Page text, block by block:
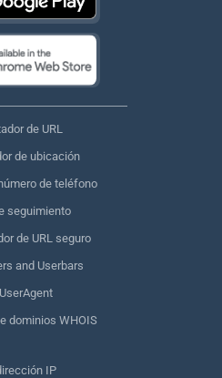
de URL
de ubicación
de teléfono
seguimiento
de URL seguro
and Userbars
dominios WHOIS
IP